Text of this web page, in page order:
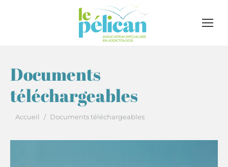
Documents
téléchargeables
Vous êtes ici :
Accueil Documents téléchargeables